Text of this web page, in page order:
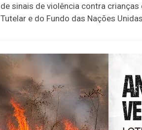
de sinais de violência contra
Tutelar e do Fundo das Nações